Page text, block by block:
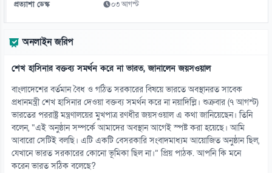
০৭ আগস্ট
১৪
৪১ বছরের ইতিহাসে প্রথমবার সৌদি তেল আমদানি বন্ধ যুক্তরাষ্ট্রের
০৭ আগস্ট
১৫
সৌদিতে ইরানপন্থিদের দ্বিমুখী হামলার আশঙ্কা
০৭ আগস্ট
প্রত্যাশা ডেস্ক ০৩ আগস্ট
অনলাইন জরিপ
শেখ হাসিনার বক্তব্য সমর্থন করে না ভারত, জানালেন জয়সওয়াল
বাংলাদেশের বর্তমান বৈধ ও গঠিত সরকারের বিষয়ে ভারতে অবস্থানরত সাবেক
প্রধানমন্ত্রী শেখ হাসিনার দেওয়া বক্তব্য সমর্থন করে না নয়াদিল্লি। শুক্রবার (৭ আগস্ট)
ভারতের পররাষ্ট্র মন্ত্রণালয়ের মুখপাত্র রণধীর জয়সওয়াল এ কথা জানিয়েছেন। তিনি
বলেন, “এই অনুষ্ঠান সম্পর্কে আমাদের অবস্থান আগেই স্পষ্ট করা হয়েছে। আমি
আবারো সেটিই বলছি। এটি একটি বেসরকারি সংবাদমাধ্যম আয়োজিত অনুষ্ঠান ছিল,
যেখানে ভারত সরকারের কোনো ভূমিকা ছিল না।” প্রিয় পাঠক. আপনি কি মনে
করেন ভারত সঠিক বলেছে?